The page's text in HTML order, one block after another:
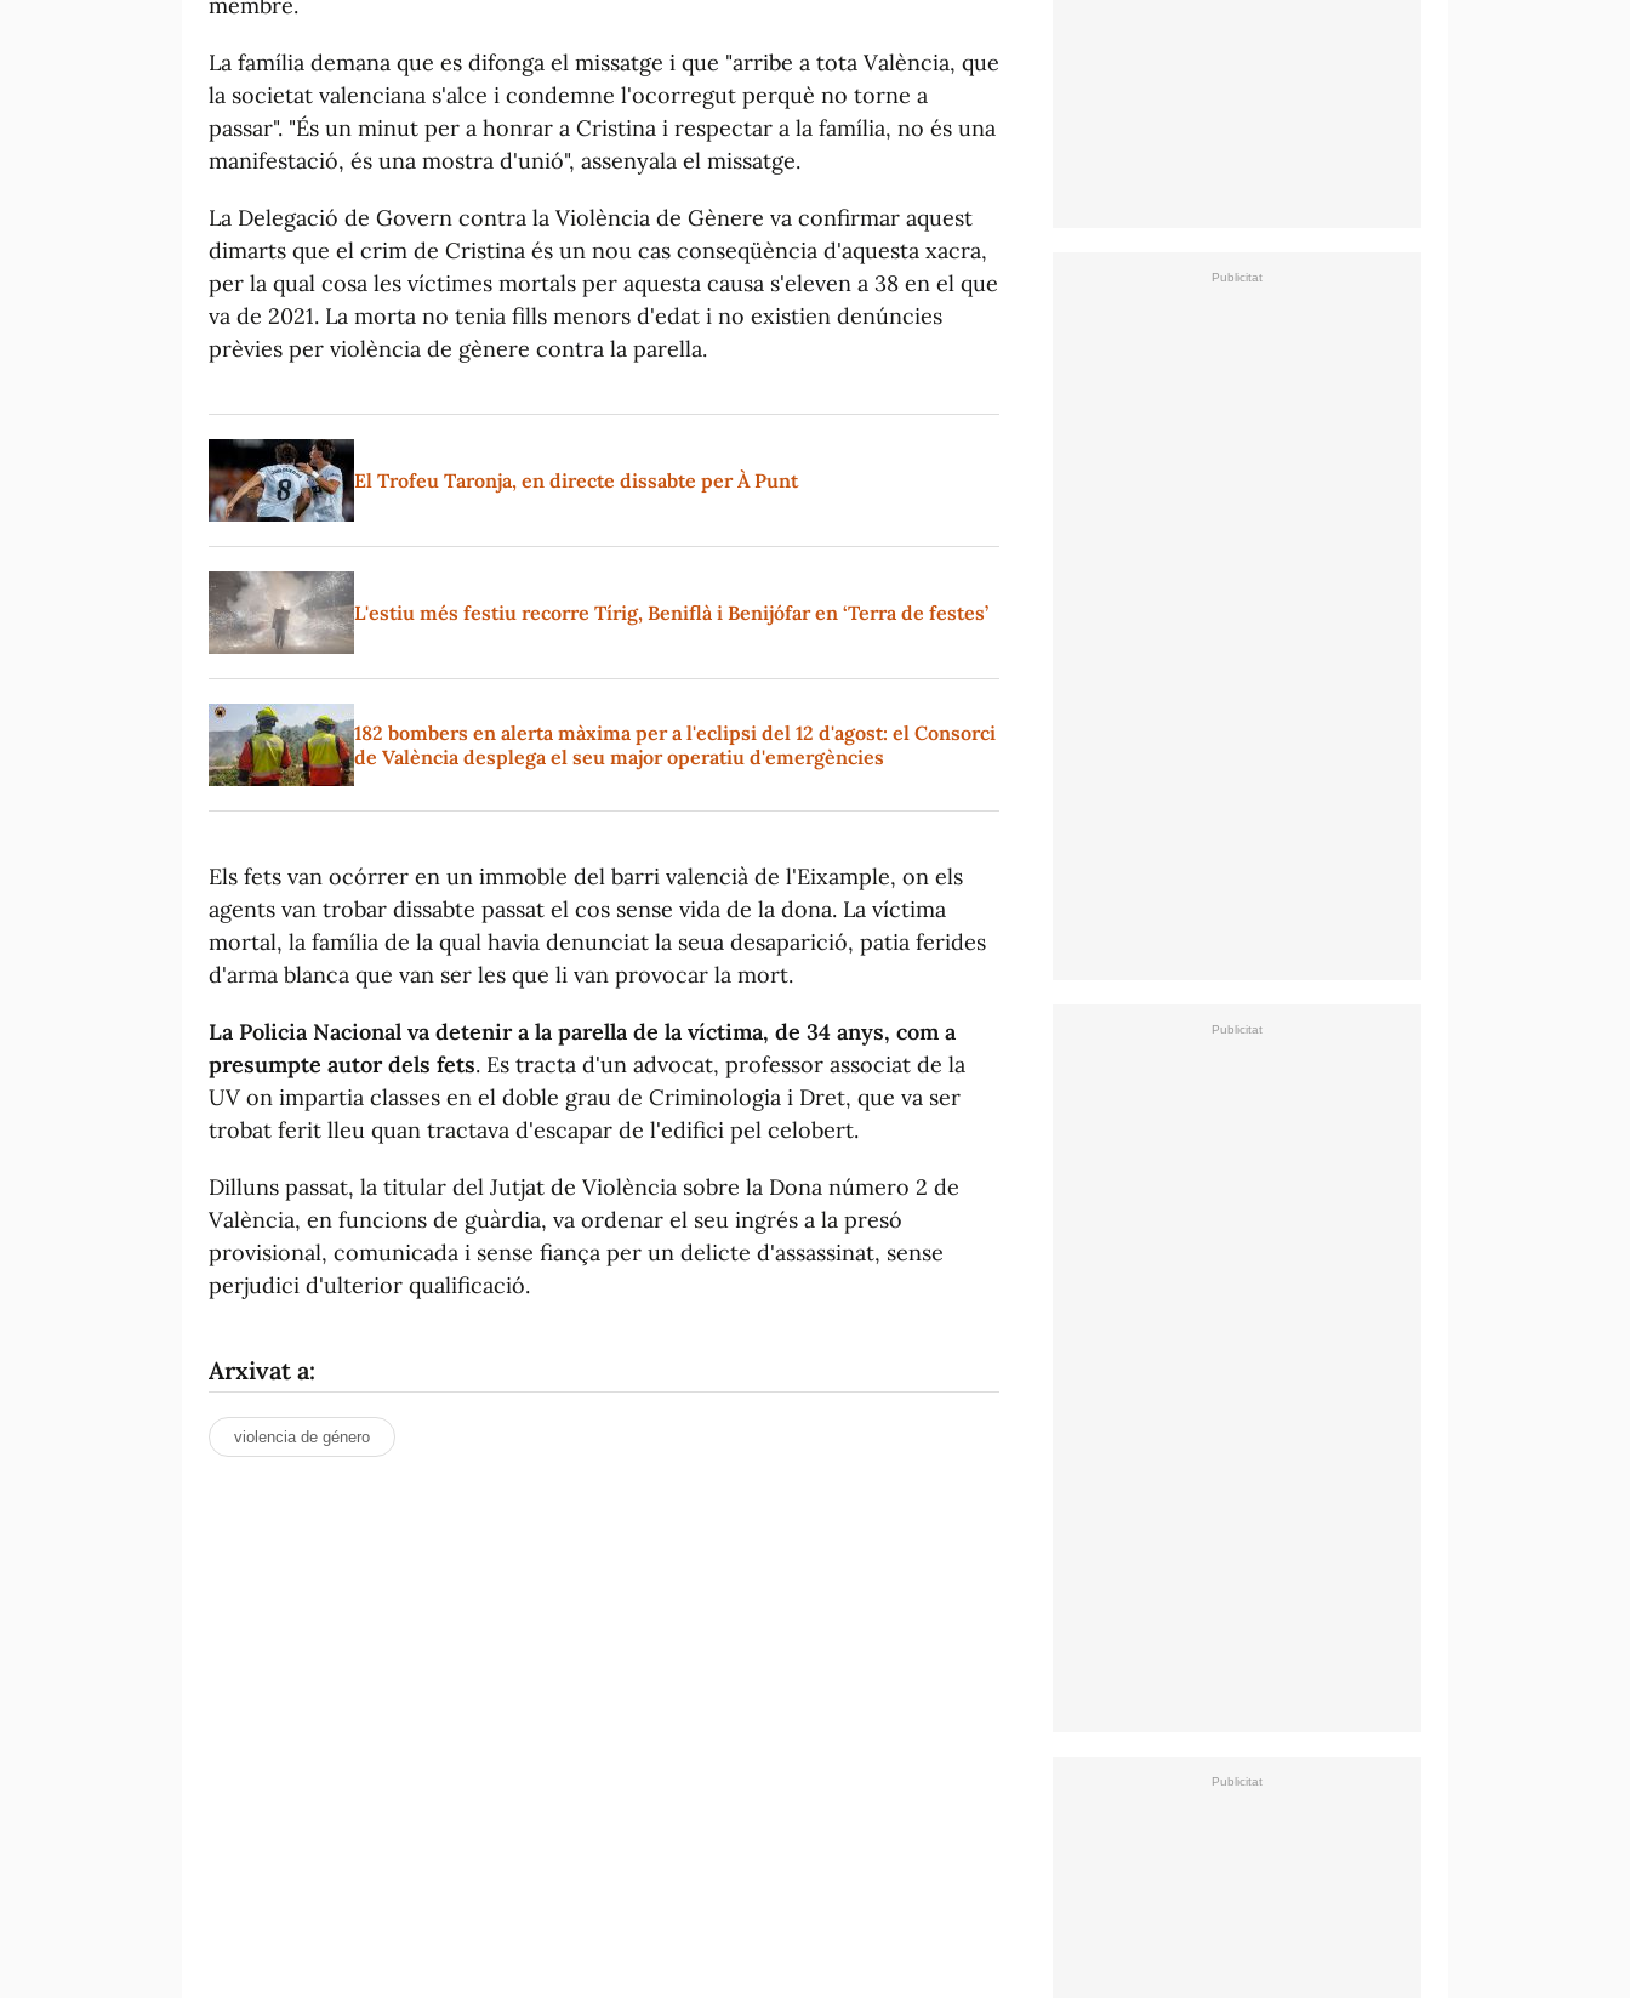
La família demana que es difonga el missatge i que "arribe a tota València, que
la societat valenciana s'alce i condemne l'ocorregut perquè no torne a
passar". "És un minut per a honrar a Cristina i respectar a la família, no és una
manifestació, és una mostra d'unió", assenyala el missatge.
La Delegació de Govern contra la Violència de Gènere va confirmar aquest
dimarts que el crim de Cristina és un nou cas conseqüència d'aquesta xacra,
per la qual cosa les víctimes mortals per aquesta causa s'eleven a 38 en el que
va de 2021. La morta no tenia fills menors d'edat i no existien denúncies
prèvies per violència de gènere contra la parella.
El Trofeu Taronja, en directe dissabte per À Punt
L'estiu més festiu recorre Tírig, Beniflà i Benijófar en ‘Terra de festes’
182 bombers en alerta màxima per a l'eclipsi del 12 d'agost: el Consorci
de València desplega el seu major operatiu d'emergències
Els fets van ocórrer en un immoble del barri valencià de l'Eixample, on els
agents van trobar dissabte passat el cos sense vida de la dona. La víctima
mortal, la família de la qual havia denunciat la seua desaparició, patia ferides
d'arma blanca que van ser les que li van provocar la mort.
La Policia Nacional va detenir a la parella de la víctima, de 34 anys, com a
presumpte autor dels fets. Es tracta d'un advocat, professor associat de la
UV on impartia classes en el doble grau de Criminologia i Dret, que va ser
trobat ferit lleu quan tractava d'escapar de l'edifici pel celobert.
Dilluns passat, la titular del Jutjat de Violència sobre la Dona número 2 de
València, en funcions de guàrdia, va ordenar el seu ingrés a la presó
provisional, comunicada i sense fiança per un delicte d'assassinat, sense
perjudici d'ulterior qualificació.
Arxivat a:
violencia de género